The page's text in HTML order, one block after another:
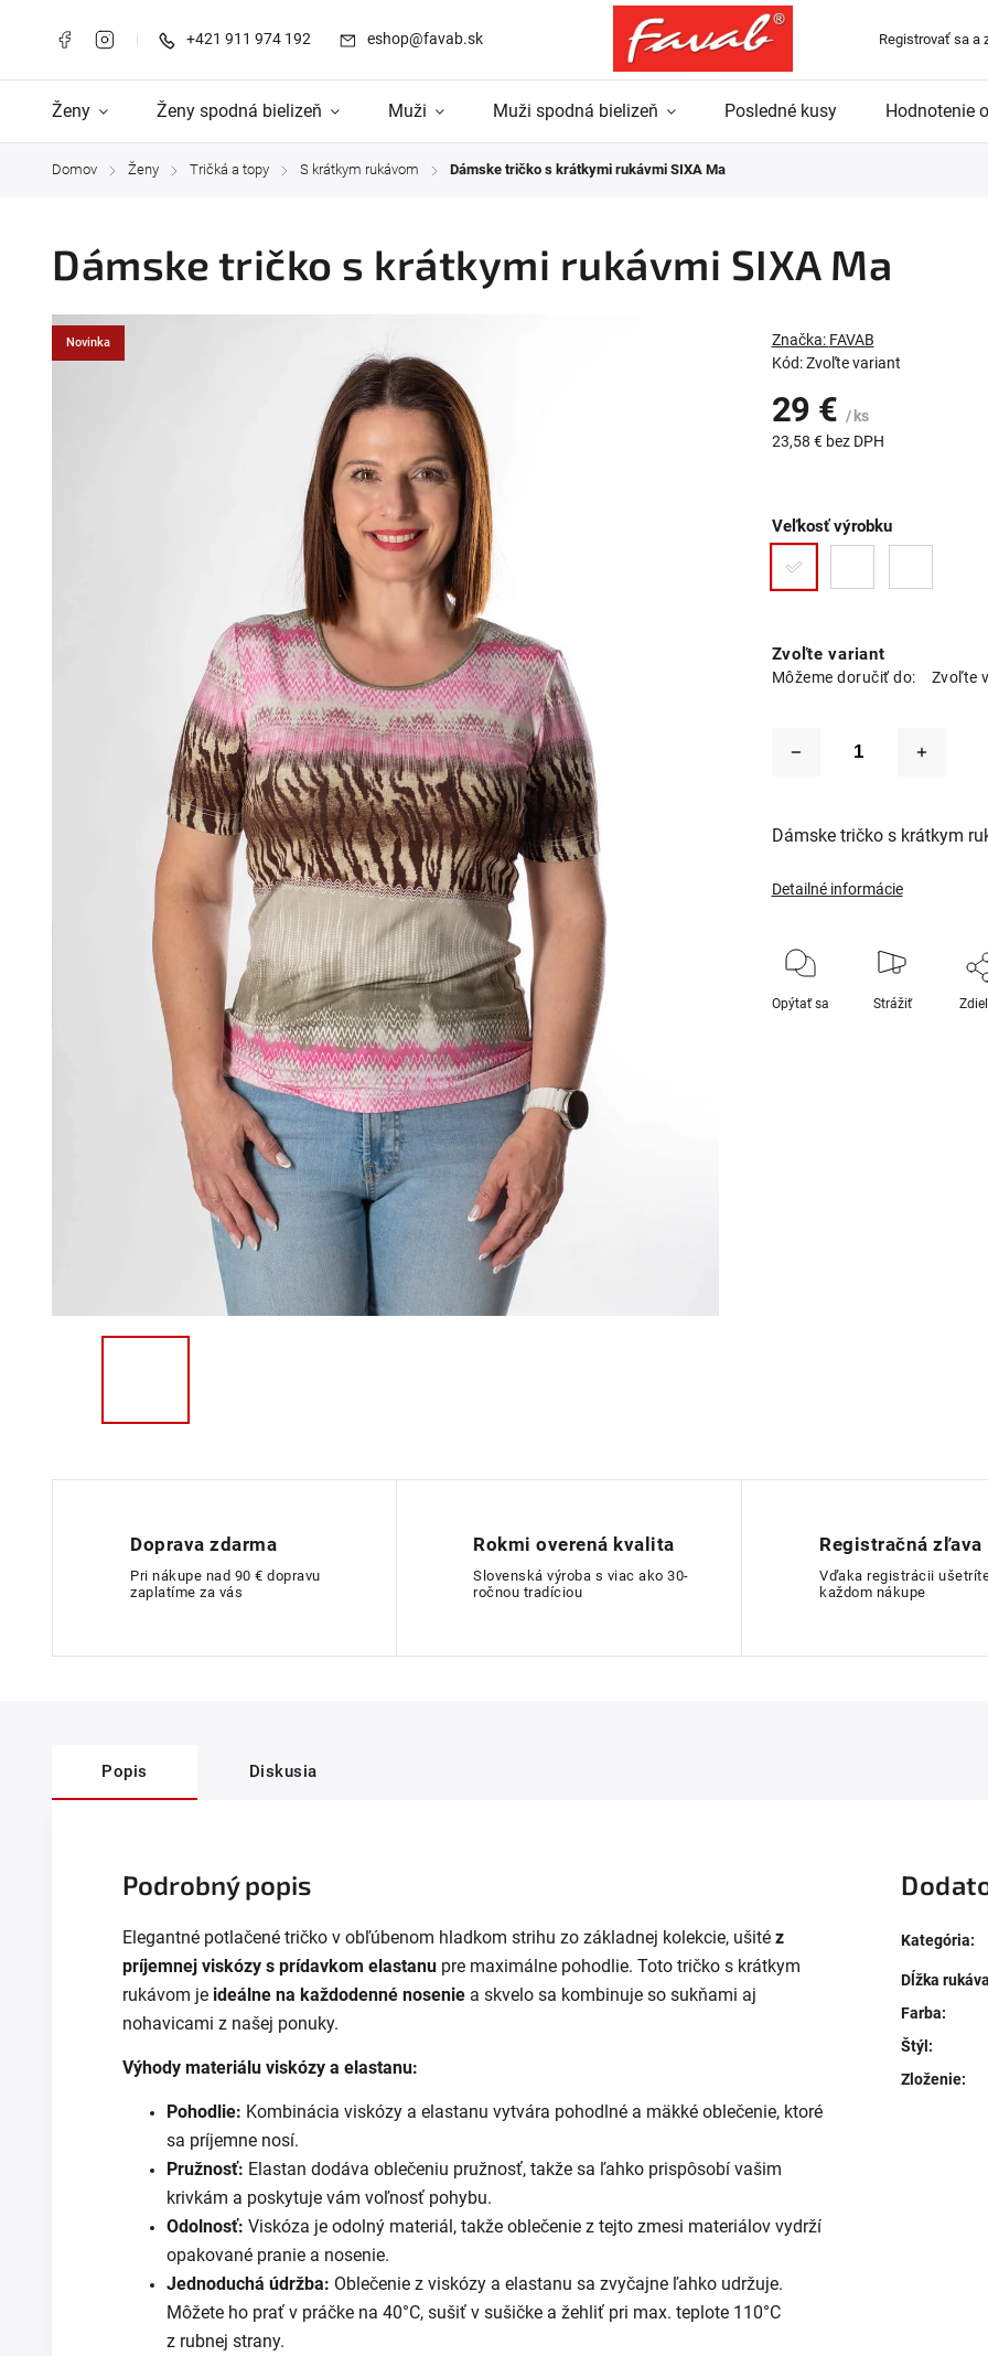
+421 911 974 192 eshop@favab.sk Registrovať sa a
Ženy Ženy spodná bielizeň Muži Muži spodná bielizeň Posledné kusy Hodnotenie
Domov / Ženy / Tričká a topy / S krátkym rukávom / Dámske tričko s krátkymi rukávmi SIXA Ma
Dámske tričko s krátkymi rukávmi SIXA Ma
Novinka
Kód: Zvoľte variant
Značka: FAVAB
29 € / ks
23,58 € bez DPH
Zvoľte variant
Môžeme doručiť do: Zvoľte
Veľkosť výrobku
Dámske tričko s krátkym
Detailné informácie
Opýtať sa Strážiť
Doprava zdarma
Pri nákupe nad 90 € dopravu
zaplatíme za vás
Rokmi overená kvalita
Slovenská výroba s viac ako 30-
ročnou tradíciou
Registračná zľava
Vďaka registrácii
každom nákupe
Popis Diskusia
Podrobný popis
Elegantné potlačené tričko v obľúbenom hladkom strihu zo základnej kolekcie, ušité z
príjemnej viskózy s prídavkom elastanu pre maximálne pohodlie. Toto tričko s krátkym
rukávom je ideálne na každodenné nosenie a skvelo sa kombinuje so sukňami aj
nohavicami z našej ponuky.
Výhody materiálu viskózy a elastanu:
Pohodlie: Kombinácia viskózy a elastanu vytvára pohodlné a mäkké oblečenie, ktoré
sa príjemne nosí.
Pružnosť: Elastan dodáva oblečeniu pružnosť, takže sa ľahko prispôsobí vašim
krivkám a poskytuje vám voľnosť pohybu.
Odolnosť: Viskóza je odolný materiál, takže oblečenie z tejto zmesi materiálov vydrží
opakované pranie a nosenie.
Jednoduchá údržba: Oblečenie z viskózy a elastanu sa zvyčajne ľahko udržuje.
Môžete ho prať v práčke na 40°C, sušiť v sušičke a žehliť pri max. teplote 110°C
z rubnej strany.
Kategória:
Dĺžka
Farba:
Štýl:
Zloženie: